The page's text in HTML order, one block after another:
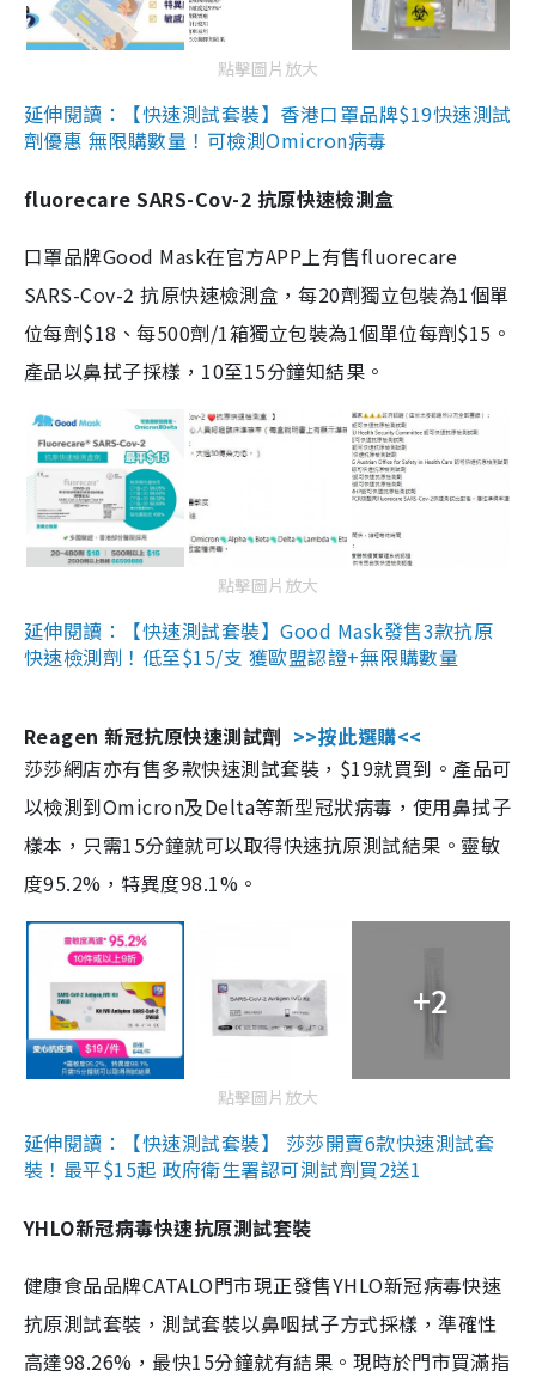
點擊圖片放大
延伸閱讀：【快速測試套裝】香港口罩品牌$19快速測試
劑優惠 無限購數量！可檢測Omicron病毒
fluorecare SARS-Cov-2 抗原快速檢測盒
口罩品牌Good Mask在官方APP上有售fluorecare
SARS-Cov-2 抗原快速檢測盒，每20劑獨立包裝為1個單
位每劑$18、每500劑/1箱獨立包裝為1個單位每劑$15。
產品以鼻拭子採樣，10至15分鐘知結果。
點擊圖片放大
延伸閱讀：【快速測試套裝】Good Mask發售3款抗原
快速檢測劑！低至$15/支 獲歐盟認證+無限購數量
Reagen 新冠抗原快速測試劑 >>按此選購<<
莎莎網店亦有售多款快速測試套裝，$19就買到。產品可
以檢測到Omicron及Delta等新型冠狀病毒，使用鼻拭子
樣本，只需15分鐘就可以取得快速抗原測試結果。靈敏
度95.2%，特異度98.1%。
+2
點擊圖片放大
延伸閱讀：【快速測試套裝】 莎莎開賣6款快速測試套
裝！最平$15起 政府衛生署認可測試劑買2送1
YHLO新冠病毒快速抗原測試套裝
健康食品品牌CATALO門市現正發售YHLO新冠病毒快速
抗原測試套裝，測試套裝以鼻咽拭子方式採樣，準確性
高達98.26%，最快15分鐘就有結果。現時於門市買滿指